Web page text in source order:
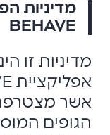
מדיניות
BEHAVE
מדיניות זו
אפליקציית BEHAVE ("
אשר
הגופים